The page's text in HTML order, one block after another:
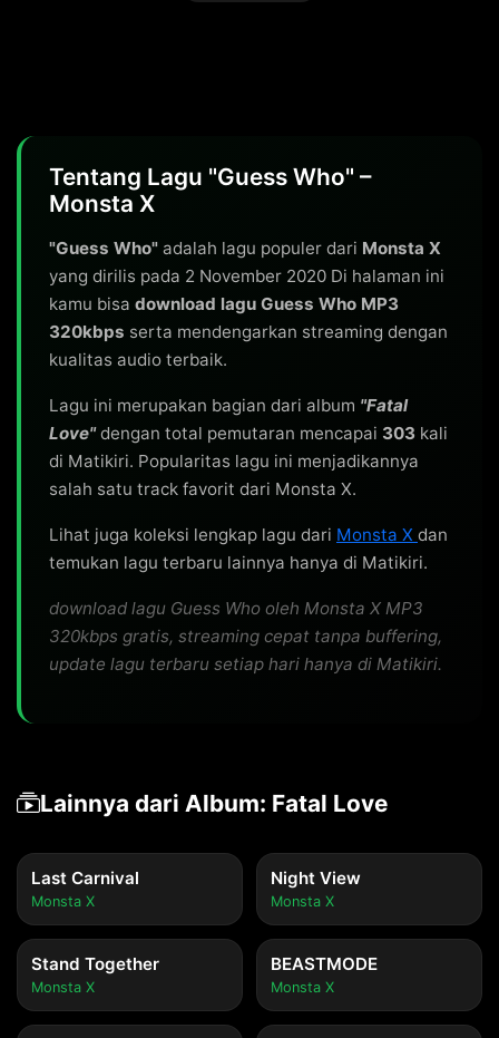
Tentang Lagu "Guess Who" –
Monsta X
"Guess Who" adalah lagu populer dari Monsta X
yang dirilis pada 2 November 2020 Di halaman ini
kamu bisa download lagu Guess Who MP3
320kbps serta mendengarkan streaming dengan
kualitas audio terbaik.
Lagu ini merupakan bagian dari album "Fatal
Love"dengan total pemutaran mencapai 303 kali
di Matikiri. Popularitas lagu ini menjadikannya
salah satu track favorit dari Monsta X.
Lihat juga koleksi lengkap lagu dari Monsta X dan
temukan lagu terbaru lainnya hanya di Matikiri.
download lagu Guess Who oleh Monsta X MP3
320kbps gratis, streaming cepat tanpa buffering,
update lagu terbaru setiap hari hanya di Matikiri.
Lainnya dari Album: Fatal Love
Last Carnival
Monsta X
Night View
Monsta X
Stand Together
Monsta X
BEASTMODE
Monsta X